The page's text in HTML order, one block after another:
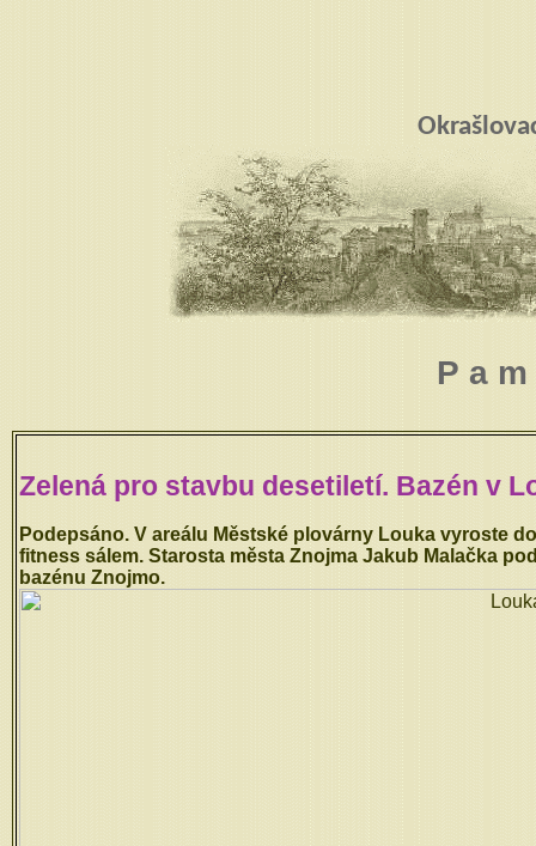
P a
Zelená pro stavbu desetiletí. Bazén v
Podepsáno. V areálu Městské plovárny Louka vyroste
fitness sálem. Starosta města Znojma Jakub Malačka
bazénu Znojmo.